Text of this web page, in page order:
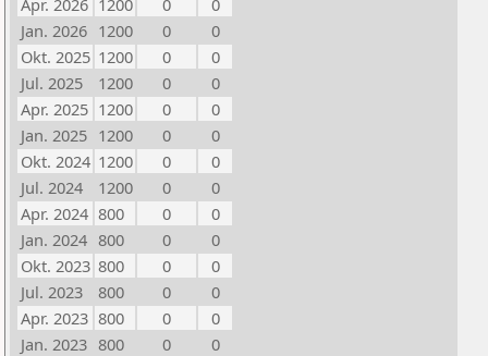
Apr. 2026 1200 0
0
Jan. 2026 1200 0
0
Okt. 2025 1200 0
0
Jul. 2025
1200 0
0
Apr. 2025 1200 0
0
Jan. 2025 1200 0
0
Okt. 2024 1200 0
0
Jul. 2024
1200 0
0
Apr. 2024 800 0
0
Jan. 2024 800 0
0
Okt. 2023 800 0
0
Jul. 2023
800 0
0
Apr. 2023 800 0
0
Jan. 2023 800 0
0